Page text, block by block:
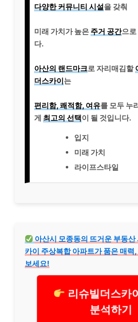
다양한 커뮤니티 시설을 갖춰
미래 가치가 높은 주거 공간으로
다.
아산의 랜드마크로 자리매김할
더스카이는
편리함, 쾌적함, 여유를 모두 누
게 최고의 선택이 될 것입니다.
입지
미래 가치
라이프스타일
아산시 모종동의 뜨거운 부동
카이 주상복합 아파트가 품은 매력
보세요!
리슈빌더스카
분석하기